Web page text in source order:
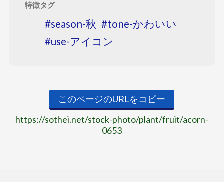
特徴タグ
season-秋
tone-かわいい
use-アイコン
このページのURLをコピー
https://sothei.net/stock-photo/plant/fruit/acorn-
0653